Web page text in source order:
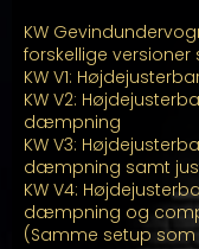
KW
forskellige
KW V1:
KW V2:
dæmpning
KW V3:
dæmpning samt
KW V4:
dæmpning og
(Samme setup som